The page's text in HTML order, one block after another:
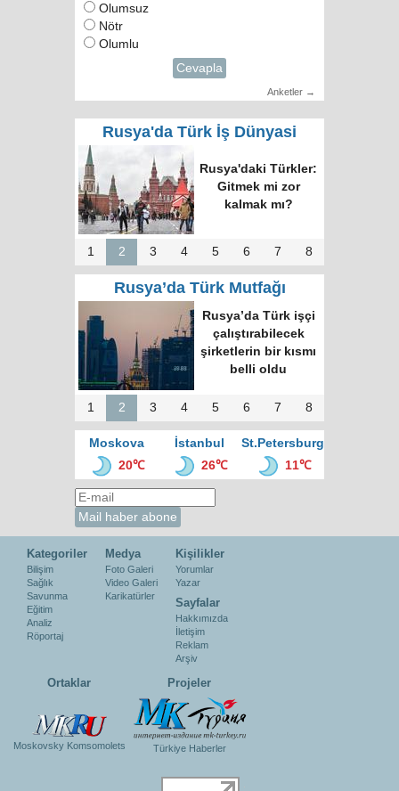
Olumsuz
Nötr
Olumlu
Cevapla
Anketler →
Rusya'da Türk İş Dünyasi
Rusya'daki Türkler:
Gitmek mi zor
kalmak mı?
1 2 3 4 5 6 7 8
Rusya’da Türk Mutfağı
Rusya’da Türk işçi
çalıştırabilecek
şirketlerin bir kısmı
belli oldu
1 2 3 4 5 6 7 8
Moskova İstanbul
St.Petersburg
20℃
26℃ 11℃
Kategoriler
Bilişim
Sağlık
Savunma
Eğitim
Analiz
Röportaj
Medya
Foto Galeri
Video Galeri
Karikatürler
Kişilikler
Yorumlar
Yazar
Sayfalar
Hakkımızda
İletişim
Reklam
Arşiv
Ortaklar
Moskovsky Komsomolets
Projeler
Türkiye Haberler